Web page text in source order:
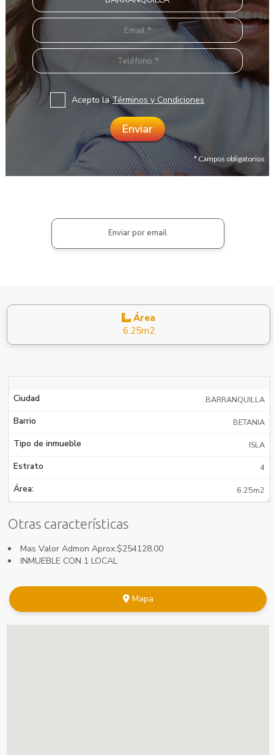
Acepto laTérminos y Condiciones
* Campos obligatorios
Enviar por email
Área
6.25m2
Ciudad BARRANQUILLA
Barrio BETANIA
Tipo de inmueble ISLA
Estrato 4
Área: 6.25m2
Otras características
Mas Valor Admon Aprox.$254128.00
INMUEBLE CON 1 LOCAL
Mapa